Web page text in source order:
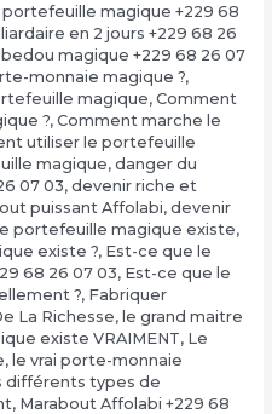
magique +229 68
en 2 jours +229 68 26
magique +229 68 26 07
monnaie magique ?,
magique, Comment
?, Comment marche le
utiliser le portefeuille
magique, danger du
07 03, devenir riche et
puissant Affolabi, devenir
portefeuille magique existe,
existe ?, Est-ce que le
68 26 07 03, Est-ce que le
?, Fabriquer
La Richesse, le grand maitre
existe VRAIMENT, Le
, le vrai porte-monnaie
différents types de
, Marabout Affolabi +229 68